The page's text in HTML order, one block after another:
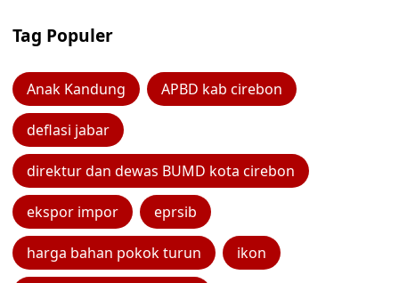
Tag Populer
Anak Kandung APBD kab cirebon
deflasi jabar
direktur dan dewas BUMD kota cirebon
ekspor impor eprsib
harga bahan pokok turun ikon